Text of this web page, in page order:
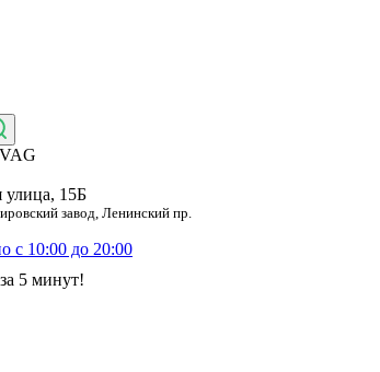
улица, 15Б
завод, Ленинский пр.
с 10:00 до 20:00
5 минут!